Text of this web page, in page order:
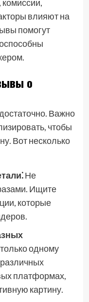
влияют на
помогут
о
Важно
чтобы
Вот несколько
Не
Ищите
которые
одному
платформах,
картину.